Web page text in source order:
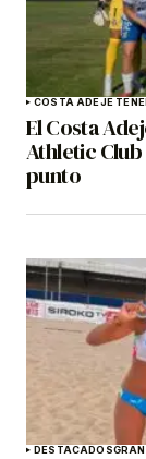
COSTA ADEJE
El Costa
Athletic Club
punto
DESTACADOS